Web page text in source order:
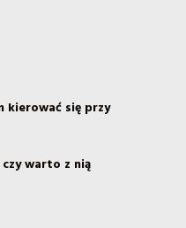
kierować się przy
warto z nią